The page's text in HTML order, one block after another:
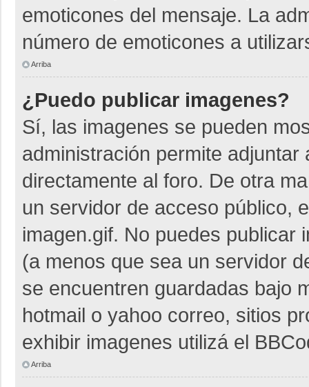
emoticones del mensaje. La
número de emoticones a
Arriba
¿Puedo publicar imagenes?
Sí, las imagenes se pueden
administración permite
directamente al foro. De otra
un servidor de acceso público,
imagen.gif. No puedes publicar
(a menos que sea un servidor
se encuentren guardadas bajo
hotmail o yahoo correo, sitios
exhibir imagenes utilizá el
Arriba